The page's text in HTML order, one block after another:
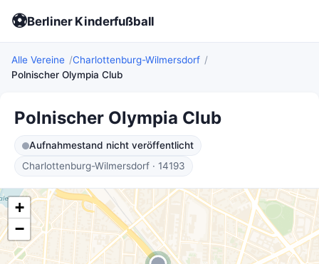
⚽Berliner Kinderfußball
Alle Vereine
Charlottenburg-Wilmersdorf
Polnischer Olympia Club
Polnischer Olympia Club
Aufnahmestand nicht veröffentlicht
Charlottenburg-Wilmersdorf · 14193
+
−